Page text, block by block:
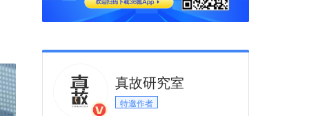
真故研究室
特邀作者